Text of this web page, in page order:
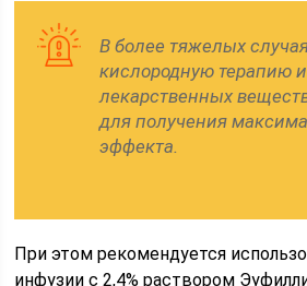
В более тяжелых
кислородную терапию
лекарственных
для получения
эффекта.
При этом рекомендуется
инфузии с 2,4% раствором